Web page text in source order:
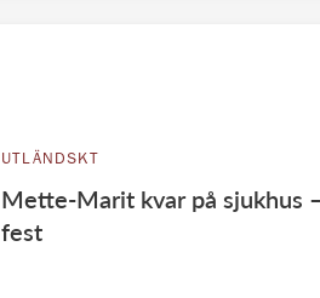
UTLÄNDSKT
Mette-Marit kvar på sjukhus
fest